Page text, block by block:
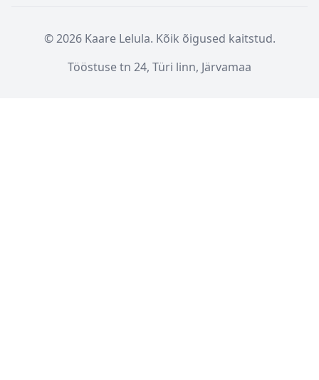
© 2026 Kaare Lelula. Kõik õigused kaitstud.
Tööstuse tn 24, Türi linn, Järvamaa